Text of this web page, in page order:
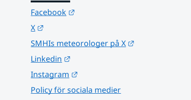
Facebook
X
SMHIs meteorologer på X
Linkedin
Instagram
Policy för sociala medier